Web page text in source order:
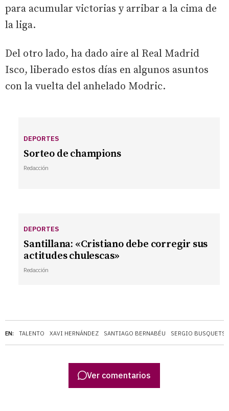
EN: TALENTO XAVI HERNÁNDEZ SANTIAGO BERNABÉU SERGIO BUSQUETS
para acumular victorias y arribar a la cima de
la liga.
Del otro lado, ha dado aire al Real Madrid
Isco, liberado estos días en algunos asuntos
con la vuelta del anhelado Modric.
DEPORTES
Sorteo de champions
Redacción
DEPORTES
Santillana: «Cristiano debe corregir sus
actitudes chulescas»
Redacción
Ver comentarios